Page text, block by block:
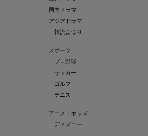
国内ドラマ
アジアドラマ
韓流まつり
スポーツ
プロ野球
サッカー
ゴルフ
テニス
アニメ・キッズ
ディズニー